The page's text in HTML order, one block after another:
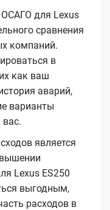
ОСАГО для Lexus
сравнения
компаний.
в
как ваш
аварий,
варианты
является
Lexus ES250
выгодным,
расходов в